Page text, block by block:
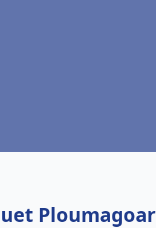
Ploumagoar